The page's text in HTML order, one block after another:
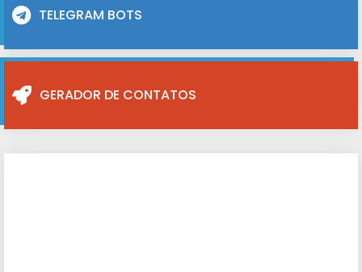
TELEGRAM BOTS
GERADOR DE CONTATOS